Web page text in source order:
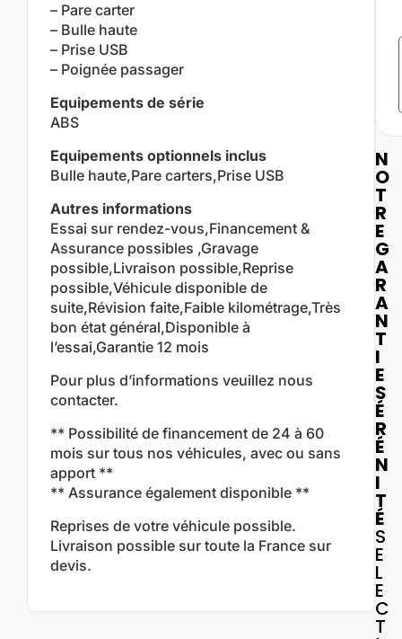
– Pare carter
– Bulle haute
– Prise USB
– Poignée passager
Equipements de série
ABS
Equipements optionnels inclus
Bulle haute,Pare carters,Prise USB
Autres informations
Essai sur rendez-vous,Financement &
Assurance possibles ,Gravage
possible,Livraison possible,Reprise
possible,Véhicule disponible de
suite,Révision faite,Faible kilométrage,Très
bon état général,Disponible à
l’essai,Garantie 12 mois
Pour plus d’informations veuillez nous
contacter.
** Possibilité de financement de 24 à 60
mois sur tous nos véhicules, avec ou sans
apport **
** Assurance également disponible **
Reprises de votre véhicule possible.
Livraison possible sur toute la France sur
devis.
N
O
T
R
E
G
A
R
A
N
T
I
E
S
É
R
É
N
I
T
É
S
E
L
E
C
T